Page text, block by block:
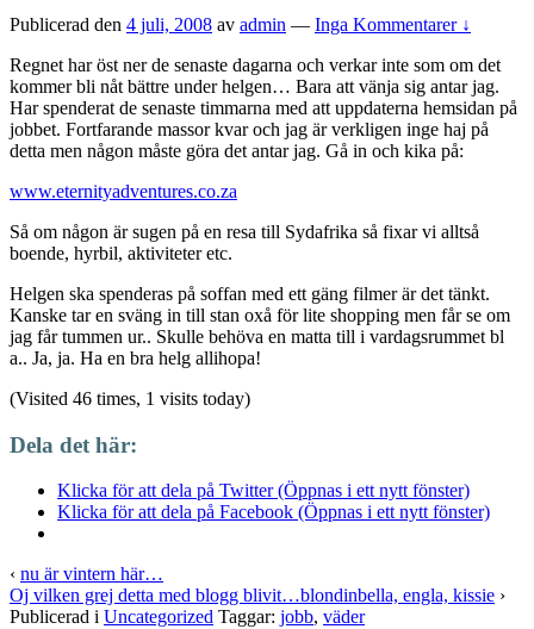
Publicerad den 4 juli, 2008 av admin — Inga Kommentarer ↓
Regnet har öst ner de senaste dagarna och verkar inte som om det
kommer bli nåt bättre under helgen… Bara att vänja sig antar jag.
Har spenderat de senaste timmarna med att uppdaterna hemsidan på
jobbet. Fortfarande massor kvar och jag är verkligen inge haj på
detta men någon måste göra det antar jag. Gå in och kika på:
www.eternityadventures.co.za
Så om någon är sugen på en resa till Sydafrika så fixar vi alltså
boende, hyrbil, aktiviteter etc.
Helgen ska spenderas på soffan med ett gäng filmer är det tänkt.
Kanske tar en sväng in till stan oxå för lite shopping men får se om
jag får tummen ur.. Skulle behöva en matta till i vardagsrummet bl
a.. Ja, ja. Ha en bra helg allihopa!
(Visited 46 times, 1 visits today)
Dela det här:
Klicka för att dela på Twitter (Öppnas i ett nytt fönster)
Klicka för att dela på Facebook (Öppnas i ett nytt fönster)
‹ nu är vintern här…
Oj vilken grej detta med blogg blivit…blondinbella, engla, kissie ›
Publicerad i Uncategorized Taggar: jobb, väder